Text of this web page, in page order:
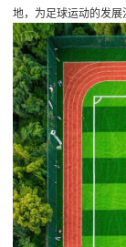
地，为足球运动的发展